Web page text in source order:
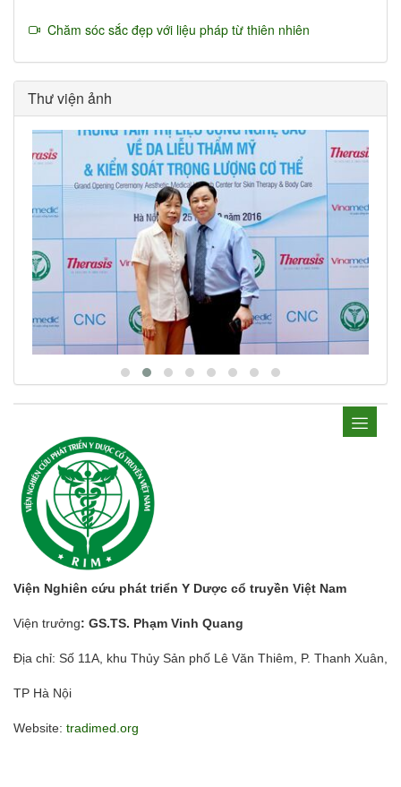
Chăm sóc sắc đẹp với liệu pháp từ thiên nhiên
Thư viện ảnh
Viện Nghiên cứu phát triển Y Dược cổ truyền Việt Nam
Viện trưởng: GS.TS. Phạm Vinh Quang
Địa chỉ: Số 11A, khu Thủy Sản phố Lê Văn Thiêm, P. Thanh Xuân,
TP Hà Nội
Website: tradimed.org